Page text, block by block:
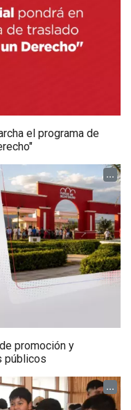
el programa de
...
promoción y
públicos
...